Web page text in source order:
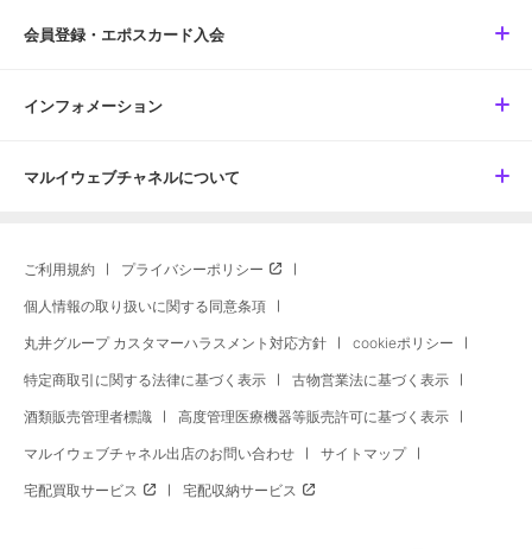
会員登録・エポスカード入会
インフォメーション
マルイウェブチャネルについて
ご利用規約 プライバシーポリシー
個人情報の取り扱いに関する同意条項
丸井グループ カスタマーハラスメント対応方針 cookieポリシー
特定商取引に関する法律に基づく表示 古物営業法に基づく表示
酒類販売管理者標識 高度管理医療機器等販売許可に基づく表示
マルイウェブチャネル出店のお問い合わせ サイトマップ
宅配買取サービス 宅配収納サービス